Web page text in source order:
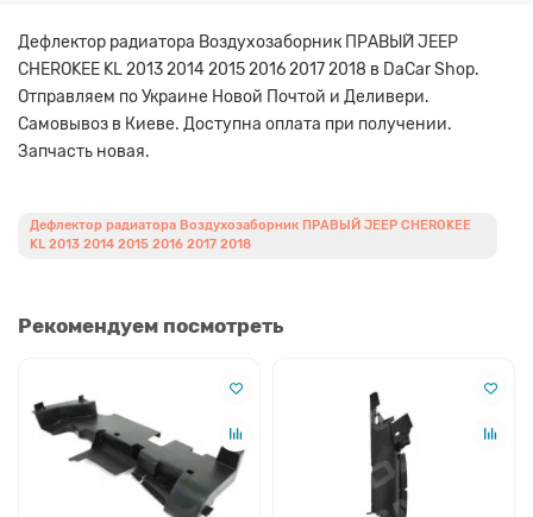
Дефлектор радиатора Воздухозаборник ПРАВЫЙ JEEP
CHEROKEE KL 2013 2014 2015 2016 2017 2018 в DaCar Shop.
Отправляем по Украине Новой Почтой и Деливери.
Самовывоз в Киеве. Доступна оплата при получении.
Запчасть новая.
Дефлектор радиатора Воздухозаборник ПРАВЫЙ JEEP CHEROKEE
KL 2013 2014 2015 2016 2017 2018
Рекомендуем посмотреть